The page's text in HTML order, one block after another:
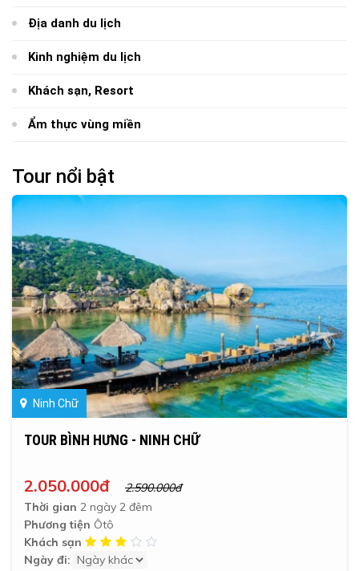
Địa danh du lịch
Kinh nghiệm du lịch
Khách sạn, Resort
Ẩm thực vùng miền
Tour nổi bật
Ninh Chữ
TOUR BÌNH HƯNG - NINH CHỮ
2.050.000đ
2.590.000đ
Thời gian 2 ngày 2 đêm
Phương tiện Ôtô
Khách sạn
Ngày đi: